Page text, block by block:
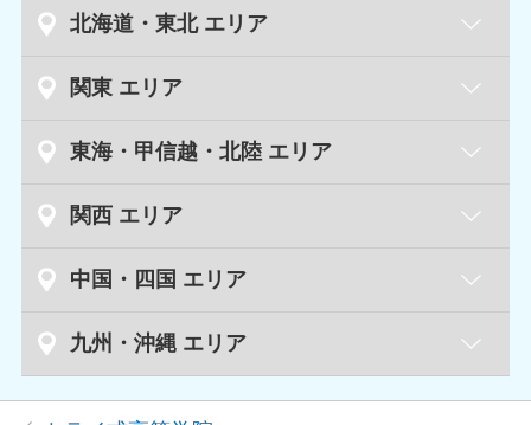
北海道・東北 エリア
北海道
札幌キャンパス
新札幌キャンパス
青森県
盛岡キャンパス
泉中央キャンパス
関東 エリア
茨城県
水戸キャンパス
足利キャンパス
群馬県 高崎キャンパス
東海・甲信越・北陸 エリア
新潟県
新潟キャンパス
関西 エリア
滋賀県 草津キャンパス
京都府
京都駅前キャンパス
丸太町キャンパス
丹波橋キャンパス
中国・四国 エリア
鳥取県 鳥取キャンパス
九州・沖縄 エリア
福岡県
福岡天神キャンパス